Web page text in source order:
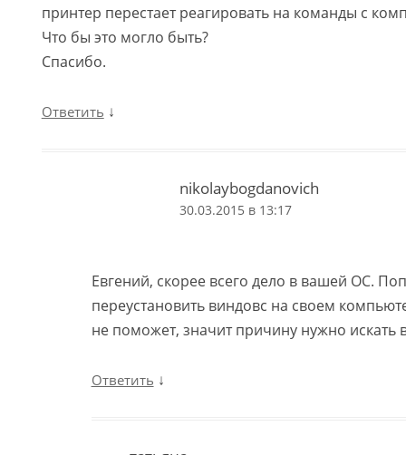
принтер перестает реагировать на команды с
Что бы это могло быть?
Спасибо.
Ответить ↓
nikolaybogdanovich
30.03.2015 в 13:17
Евгений, скорее всего дело в вашей ОС.
переустановить виндовс на своем
не поможет, значит причину нужно искать
Ответить ↓